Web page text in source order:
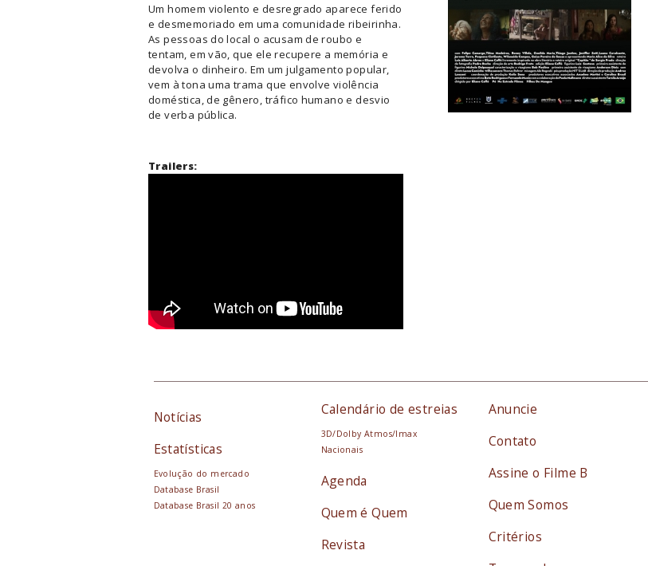
Um homem violento e desregrado aparece ferido
e desmemoriado em uma comunidade ribeirinha.
As pessoas do local o acusam de roubo e
tentam, em vão, que ele recupere a memória e
devolva o dinheiro. Em um julgamento popular,
vem à tona uma trama que envolve violência
doméstica, de gênero, tráfico humano e desvio
de verba pública.
Trailers:
Notícias
Estatísticas
Evolução do mercado
Database Brasil
Database Brasil 20 anos
Calendário de estreias
3D/Dolby Atmos/Imax
Nacionais
Agenda
Quem é Quem
Revista
Anuncie
Contato
Assine o Filme B
Quem Somos
Critérios